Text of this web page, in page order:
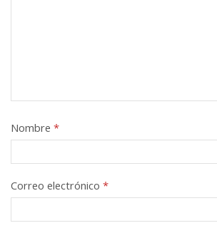
Nombre *
Correo electrónico *